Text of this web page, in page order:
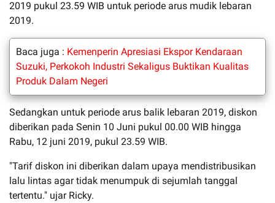
2019 pukul 23.59 WIB untuk periode arus mudik lebaran
2019.
Baca juga : Kemenperin Apresiasi Ekspor Kendaraan
Suzuki, Perkokoh Industri Sekaligus Buktikan Kualitas
Produk Dalam Negeri
Sedangkan untuk periode arus balik lebaran 2019, diskon
diberikan pada Senin 10 Juni pukul 00.00 WIB hingga
Rabu, 12 juni 2019, pukul 23.59 WIB.
"Tarif diskon ini diberikan dalam upaya mendistribusikan
lalu lintas agar tidak menumpuk di sejumlah tanggal
tertentu." ujar Ricky.